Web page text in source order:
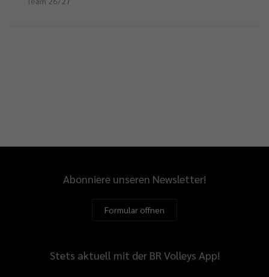
Abonniere unseren Newsletter!
Formular öffnen
Stets aktuell mit der BR Volleys App!